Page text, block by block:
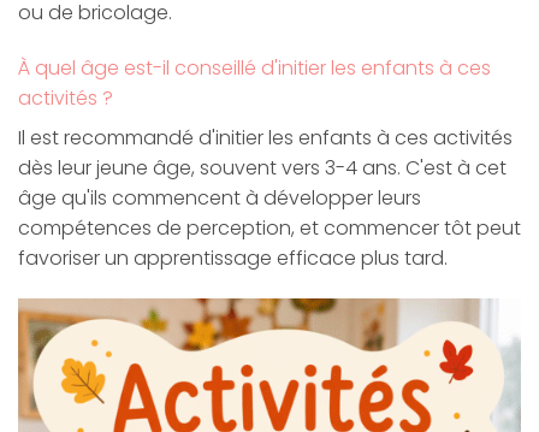
ou de bricolage.
À quel âge est-il conseillé d'initier les enfants à ces
activités ?
Il est recommandé d'initier les enfants à ces activités
dès leur jeune âge, souvent vers 3-4 ans. C'est à cet
âge qu'ils commencent à développer leurs
compétences de perception, et commencer tôt peut
favoriser un apprentissage efficace plus tard.